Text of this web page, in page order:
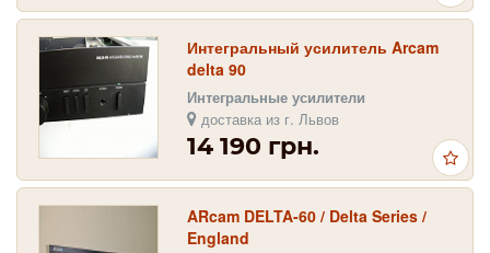
Интегральный усилитель Arcam
delta 90
Интегральные усилители
доставка из г. Львов
14 190 грн.
ARcam DELTA-60 / Delta Series /
England